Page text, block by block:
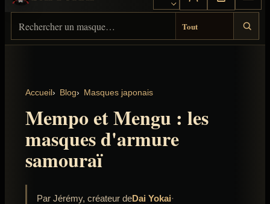
Accueil Blog Masques japonais
Mempo et Mengu : les
masques d'armure
samouraï
Par Jérémy, créateur deDai Yokai·